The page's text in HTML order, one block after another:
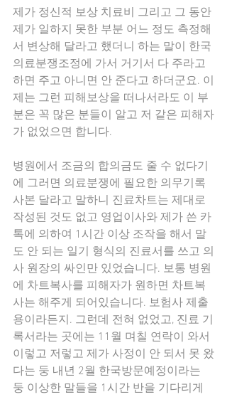
제가 정신적 보상 치료비 그리고 그 동안
제가 일하지 못한 부분 어느 정도 측정해
서 변상해 달라고 했더니 하는 말이 한국
의료분쟁조정에 가서 거기서 다 주라고
하면 주고 아니면 안 준다고 하더군요. 이
제는 그런 피해보상을 떠나서라도 이 부
분은 꼭 많은 분들이 알고 저 같은 피해자
가 없었으면 합니다.
병원에서 조금의 합의금도 줄 수 없다기
에 그러면 의료분쟁에 필요한 의무기록
사본 달라고 말하니 진료차트는 제대로
작성된 것도 없고 영업이사와 제가 쓴 카
톡에 의하여 1시간 이상 조작을 해서 말
도 안 되는 일기 형식의 진료서를 쓰고 의
사 원장의 싸인만 있었습니다. 보통 병원
에 차트복사를 피해자가 원하면 차트복
사는 해주게 되어있습니다. 보험사 제출
용이라든지. 그런데 전혀 없었고, 진료 기
록서라는 곳에는 11월 며칠 연락이 와서
이렇고 저렇고 제가 사정이 안 되서 못 왔
다는 둥 내년 2월 한국방문예정이라는
둥 이상한 말들을 1시간 반을 기다리게